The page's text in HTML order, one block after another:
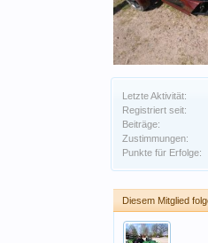
Letzte Aktivität:
Registriert seit:
Beiträge:
Zustimmungen:
Punkte für Erfolge:
Diesem Mitglied